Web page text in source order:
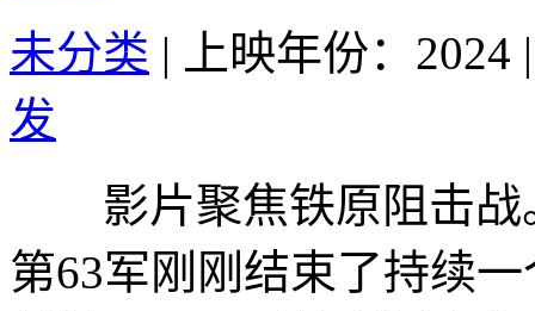
未分类 | 上映年份：2024 |
发
影片聚焦铁原阻击战
第63军刚刚结束了持续